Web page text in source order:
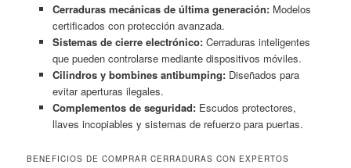
Cerraduras mecánicas de última generación:Modelos
certificados con protección avanzada.
Sistemas de cierre electrónico:Cerraduras inteligentes
que pueden controlarse mediante dispositivos móviles.
Cilindros y bombines antibumping:Diseñados para
evitar aperturas ilegales.
Complementos de seguridad:Escudos protectores,
llaves incopiables y sistemas de refuerzo para puertas.
BENEFICIOS DE COMPRAR CERRADURAS CON EXPERTOS